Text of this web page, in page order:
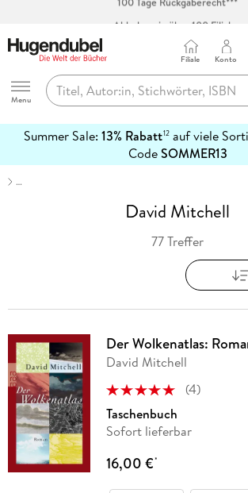
Abholung in über 100 Filialen
Hugendubel
Menu
Filiale Konto
Summer Sale: 13% Rabatt12auf viele
CodeSOMMER13
erfahren
…
David Mitchell
77 Treffer
Der Wolkenatlas:
David Mitchell
(4)
Taschenbuch
Sofort lieferbar
16,00 €*